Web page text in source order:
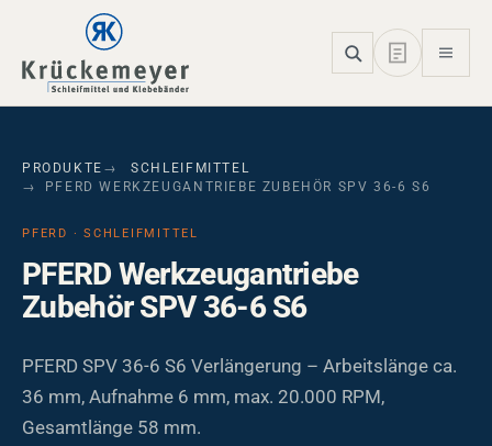
Skip to main navigation
Skip to main content
Skip to page footer
PRODUKTE
SCHLEIFMITTEL
PFERD WERKZEUGANTRIEBE ZUBEHÖR SPV 36-6 S6
PFERD · SCHLEIFMITTEL
PFERD Werkzeugantriebe
Zubehör SPV 36-6 S6
PFERD SPV 36-6 S6 Verlängerung – Arbeitslänge ca.
36 mm, Aufnahme 6 mm, max. 20.000 RPM,
Gesamtlänge 58 mm.